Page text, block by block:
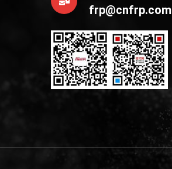
frp@cnfrp.com